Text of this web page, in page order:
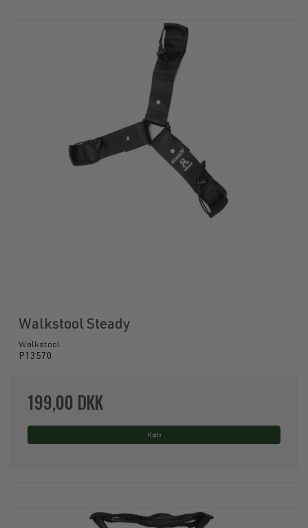
Walkstool Steady
Walkstool
P13570
199,00 DKK
Køb